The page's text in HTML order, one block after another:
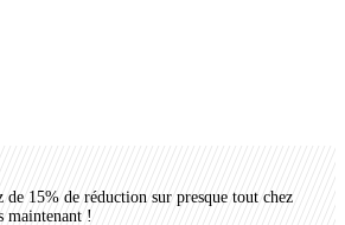
de 15% de réduction sur presque tout chez
maintenant !